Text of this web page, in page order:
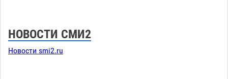
НОВОСТИ СМИ2
Новости smi2.ru